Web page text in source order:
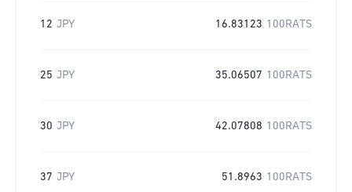
12 JPY 16.83123 100RATS
25 JPY 35.06507 100RATS
30 JPY 42.07808 100RATS
37 JPY 51.8963 100RATS